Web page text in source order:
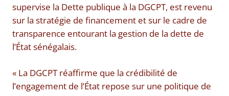
supervise la Dette publique à la DGCPT, est revenu
sur la stratégie de financement et sur le cadre de
transparence entourant la gestion de la dette de
l’État sénégalais.
« La DGCPT réaffirme que la crédibilité de
l’engagement de l’État repose sur une politique de